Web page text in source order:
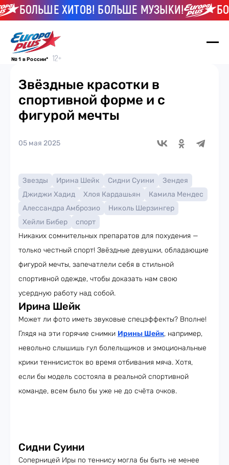
БОЛЬШЕ ХИТОВ! БОЛЬШЕ МУЗЫКИ!
№ 1 в России*
Звёздные красотки в
спортивной форме и с
фигурой мечты
05 мая 2025
Звезды Ирина Шейк Сидни Суини
Зендея
Джиджи Хадид
Хлоя Кардашьян
Камила Мендес
Алессандра Амброзио
Николь Шерзингер
Хейли Бибер
спорт
Никаких сомнительных препаратов для похудения —
только честный спорт! Звёздные девушки, обладающие
фигурой мечты, запечатлели себя в стильной
спортивной одежде, чтобы доказать нам свою
усердную работу над собой.
Ирина Шейк
Может ли фото иметь звуковые спецэффекты? Вполне!
Глядя на эти горячие снимки Ирины Шейк, например,
невольно слышишь гул болельщиков и эмоциональные
крики теннисисток во время отбивания мяча. Хотя,
если бы модель состояла в реальной спортивной
команде, всем было бы уже не до счёта очков.
Сидни Суини
Соперницей Иры по теннису могла бы быть не менее